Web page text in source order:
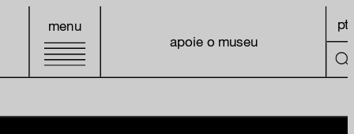
menu
apoie o museu
pt